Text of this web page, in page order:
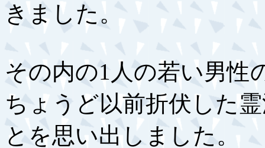
きました。
その内の1人の若い男性
ちょうど以前折伏した
とを思い出しました。